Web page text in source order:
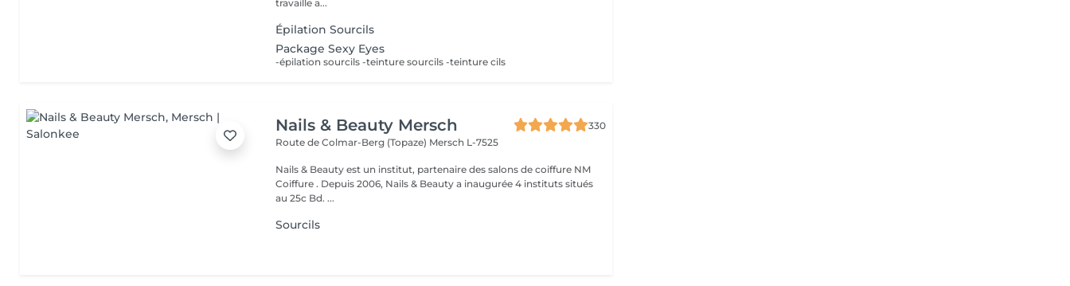
travaille a...
Épilation Sourcils
Package Sexy Eyes
-épilation sourcils -teinture sourcils -teinture cils
Nails & Beauty Mersch
330
Route de Colmar-Berg (Topaze) Mersch L-7525
Nails & Beauty est un institut, partenaire des salons de coiffure NM
Coiffure . Depuis 2006, Nails & Beauty a inaugurée 4 instituts situés
au 25c Bd. ...
Sourcils